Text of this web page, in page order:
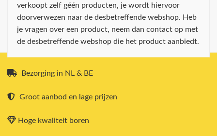
verkoopt zelf géén producten, je wordt hiervoor
doorverwezen naar de desbetreffende webshop. Heb
je vragen over een product, neem dan contact op met
de desbetreffende webshop die het product aanbiedt.
Bezorging in NL & BE
Groot aanbod en lage prijzen
Hoge kwaliteit boren